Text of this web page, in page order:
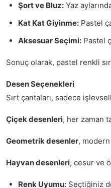
Şort ve Bluz: Yaz
Kat Kat Giyinme: Pastel
Aksesuar Seçimi: Pastel
Sonuç olarak, pastel renkli
Desen Seçenekleri
Sırt çantaları, sadece
Çiçek desenleri, her zaman
Geometrik desenler,
Hayvan desenleri, cesur ve
Renk Uyumu: Seçtiğiniz